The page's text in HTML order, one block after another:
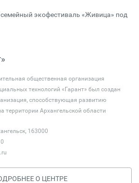
экофестиваль «Живица» под
общественная организация
технологий «Гарант» был создан
способствующая развитию
территории Архангельской области
163000
О ЦЕНТРЕ